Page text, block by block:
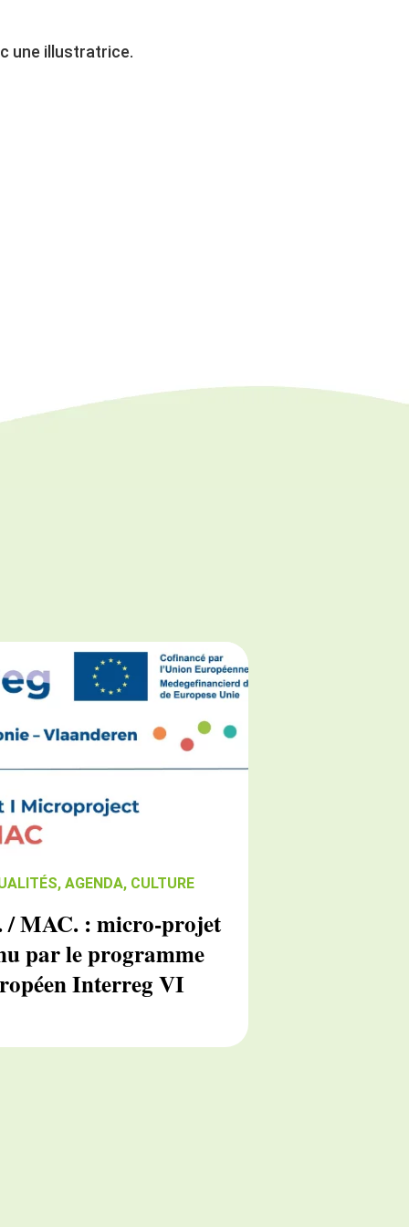
une illustratrice.
, AGENDA, CULTURE
/ MAC. : micro-projet
par le programme
Interreg VI